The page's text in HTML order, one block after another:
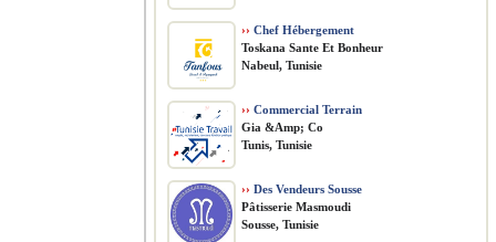
›› Chef Hébergement
Toskana Sante Et Bonheur
Nabeul, Tunisie
›› Commercial Terrain
Gia &Amp; Co
Tunis, Tunisie
›› Des Vendeurs Sousse
Pâtisserie Masmoudi
Sousse, Tunisie